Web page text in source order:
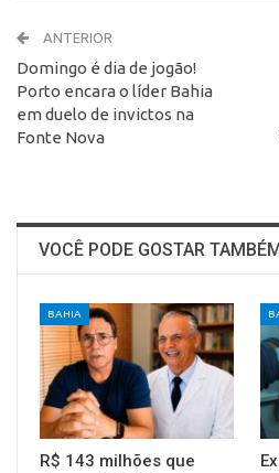
ANTERIOR
Domingo é dia de jogão!
Porto encara o líder Bahia
em duelo de invictos na
Fonte Nova
VOCÊ PODE GOSTAR TAMBÉM
BAHIA
R$ 143 milhões que